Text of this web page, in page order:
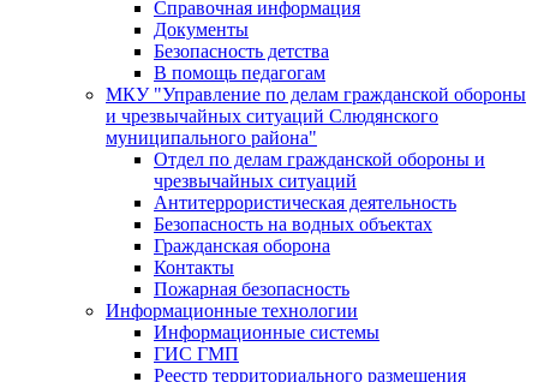
Справочная информация
Документы
Безопасность детства
В помощь педагогам
МКУ "Управление по делам гражданской обороны
и чрезвычайных ситуаций Слюдянского
муниципального района"
Отдел по делам гражданской обороны и
чрезвычайных ситуаций
Антитеррористическая деятельность
Безопасность на водных объектах
Гражданская оборона
Контакты
Пожарная безопасность
Информационные технологии
Информационные системы
ГИС ГМП
Реестр территориального размещения